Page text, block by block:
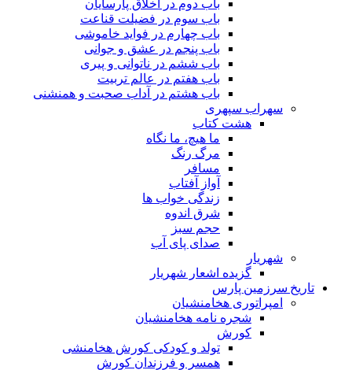
باب دوم در اخلاق پارسایان
باب سوم در فضیلت قناعت
باب چهارم در فواید خاموشى
باب پنجم در عشق و جوانى
باب ششم در ناتوانى و پیرى
باب هفتم در عالم تربیت
باب هشتم در آداب صحبت و همنشنى
سهراب سپهری
هشت کتاب
ما هیچ، ما نگاه
مرگ رنگ
مسافر
آواز آفتاب
زندگی خواب ها
شرق اندوه
حجم سبز
صدای پای آب
شهریار
گزیده اشعار شهریار
تاریخ سرزمین پارس
امپراتوری هخامنشیان
شجره نامه هخامنشیان
کورش
تولد و کودکی کورش هخامنشی
همسر و فرزندان کورش